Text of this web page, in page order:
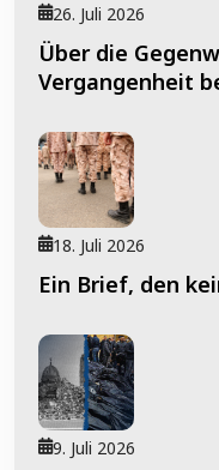
26. Juli 2026
Über die
Vergangenheit
18. Juli 2026
Ein Brief, den
9. Juli 2026